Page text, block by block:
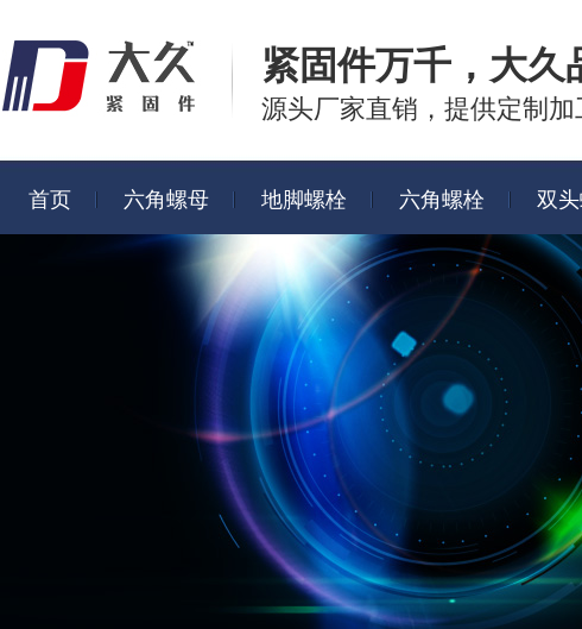
紧固件万千， 大久
源头厂家直销，提供定制
首页 六角螺母 地脚螺栓 六角螺栓 双